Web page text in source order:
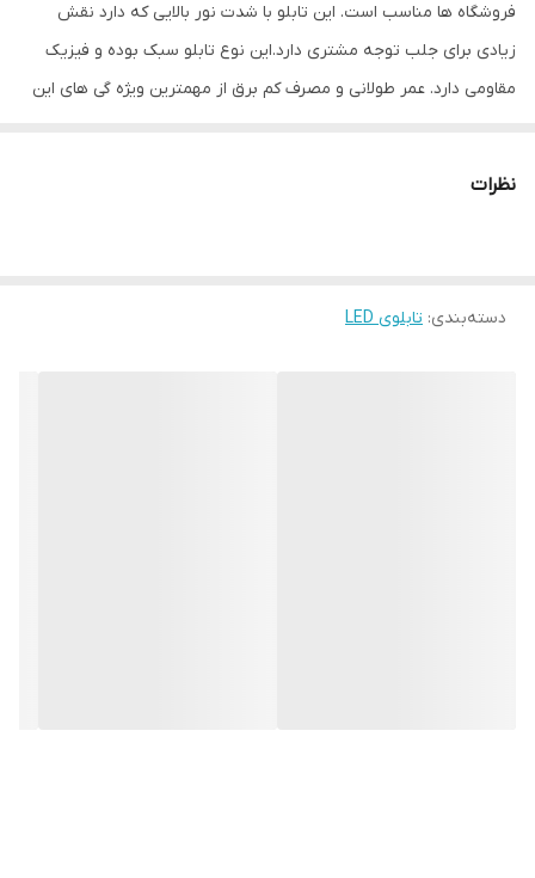
فروشگاه ها مناسب است. این تابلو با شدت نور بالایی که دارد نقش
زیادی برای جلب توجه مشتری دارد.این نوع تابلو سبک بوده و فیزیک
مقاومی دارد. عمر طولانی و مصرف کم برق از مهمترین ویژه گی های این
تابلو می تواند در هر موقعیتی که لازم باشد آویز شود و یا تکیه داده
باشیم. با شدت نور بالا این تابلو روز دید است و بر خلاف نمونه های دیگر
نظرات
دسته‌بندی: تابلوی LED